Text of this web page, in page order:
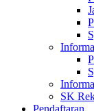
SK
Pendaftaran